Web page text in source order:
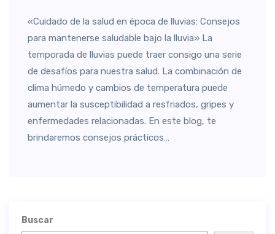
«Cuidado de la salud en época de lluvias: Consejos
para mantenerse saludable bajo la lluvia» La
temporada de lluvias puede traer consigo una serie
de desafíos para nuestra salud. La combinación de
clima húmedo y cambios de temperatura puede
aumentar la susceptibilidad a resfriados, gripes y
enfermedades relacionadas. En este blog, te
brindaremos consejos prácticos…
Buscar